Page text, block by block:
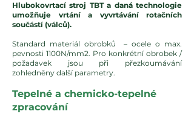
Hlubokovrtací stroj TBT a daná technologie
umožňuje vrtání a vyvrtávání rotačních
součástí (válců).
Standard materiál obrobků – ocele o max.
pevnosti 1100N/mm2. Pro konkrétní obrobek /
požadavek jsou při přezkoumávání
zohledněny další parametry.
Tepelné a chemicko-tepelné
zpracování